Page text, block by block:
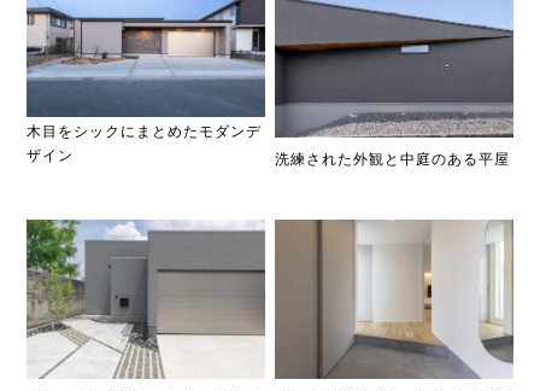
木目をシックにまとめたモダンデ
ザイン
洗練された外観と中庭のある平屋